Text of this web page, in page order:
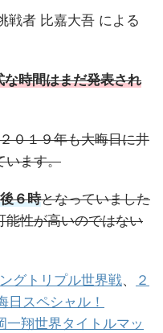
戦者 比嘉大吾 による
な時間はまだ発表され
０１９年も大晦日に井
います。
６時となっていました
能性が高いのではない
グトリプル世界戦、
２
日スペシャル！
一翔世界タイトルマッ